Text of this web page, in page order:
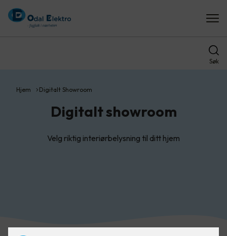
Søk
Hjem Digitalt Showroom
Digitalt showroom
Velg riktig interiørbelysning til ditt hjem